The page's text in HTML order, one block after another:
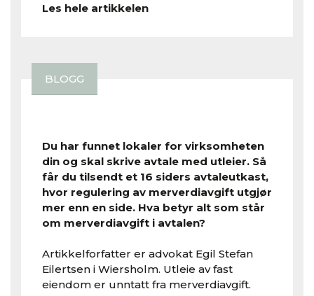
Les hele artikkelen
BLOGG
Du har funnet lokaler for virksomheten
din og skal skrive avtale med utleier. Så
får du tilsendt et 16 siders avtaleutkast,
hvor regulering av merverdiavgift utgjør
mer enn en side. Hva betyr alt som står
om merverdiavgift i avtalen?
Artikkelforfatter er advokat Egil Stefan
Eilertsen i Wiersholm. Utleie av fast
eiendom er unntatt fra merverdiavgift.